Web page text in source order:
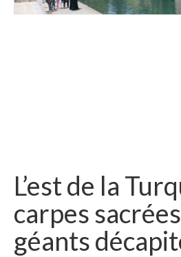
Etats-Unis
Laos
Chine
Kazakhstan
L’est de la
carpes
géants